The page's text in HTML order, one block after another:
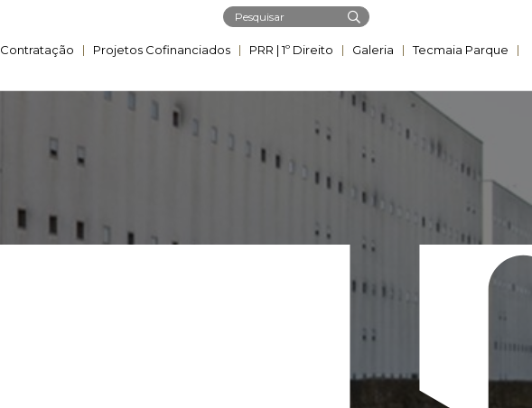
Contratação Projetos Cofinanciados PRR | ​1º Direito Galeria Tecmaia Parque